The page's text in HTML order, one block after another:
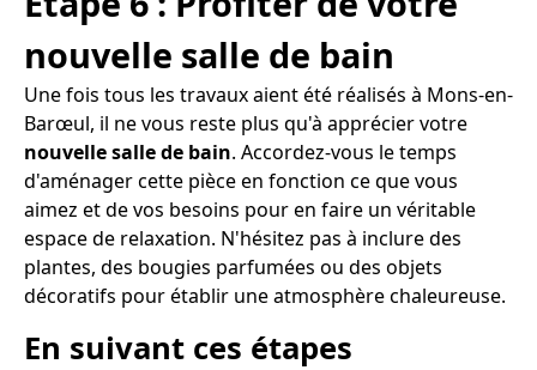
nouvelle salle de bain
Une fois tous les travaux aient été réalisés à Mons-en-
Barœul, il ne vous reste plus qu'à apprécier votre
nouvelle salle de bain. Accordez-vous le temps
d'aménager cette pièce en fonction ce que vous
aimez et de vos besoins pour en faire un véritable
espace de relaxation. N'hésitez pas à inclure des
plantes, des bougies parfumées ou des objets
décoratifs pour établir une atmosphère chaleureuse.
En suivant ces étapes